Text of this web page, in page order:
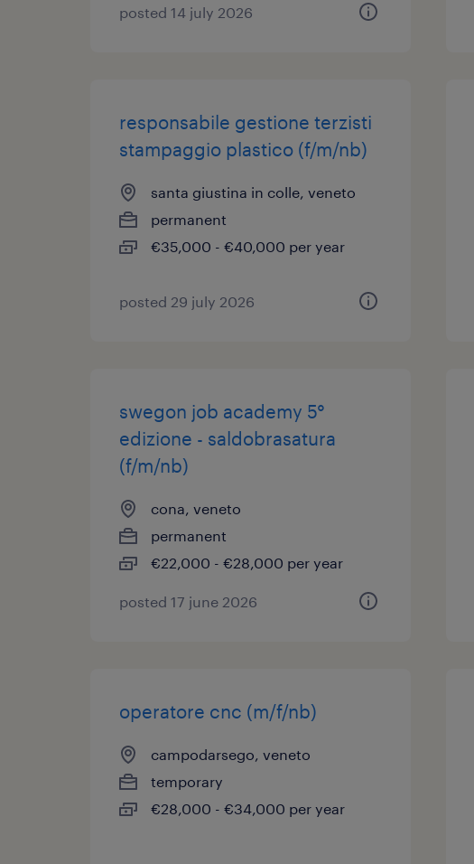
posted 14 july 2026
responsabile gestione terzisti
stampaggio plastico (f/m/nb)
santa giustina in colle, veneto
permanent
€35,000 - €40,000 per year
posted 29 july 2026
swegon job academy 5°
edizione - saldobrasatura
(f/m/nb)
cona, veneto
permanent
€22,000 - €28,000 per year
posted 17 june 2026
operatore cnc (m/f/nb)
campodarsego, veneto
temporary
€28,000 - €34,000 per year